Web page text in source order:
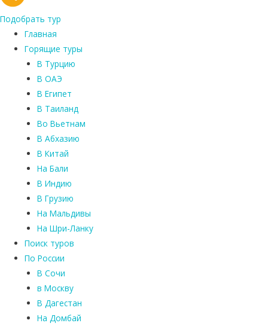
Подобрать тур
Главная
Горящие туры
В Турцию
В ОАЭ
В Египет
В Таиланд
Во Вьетнам
В Абхазию
В Китай
На Бали
В Индию
В Грузию
На Мальдивы
На Шри-Ланку
Поиск туров
По России
В Сочи
в Москву
В Дагестан
На Домбай